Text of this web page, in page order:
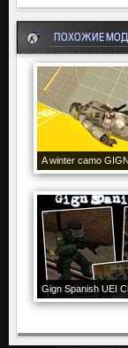
ПОХОЖИЕ
A winter camo GIGN
Gign Spanish UEI